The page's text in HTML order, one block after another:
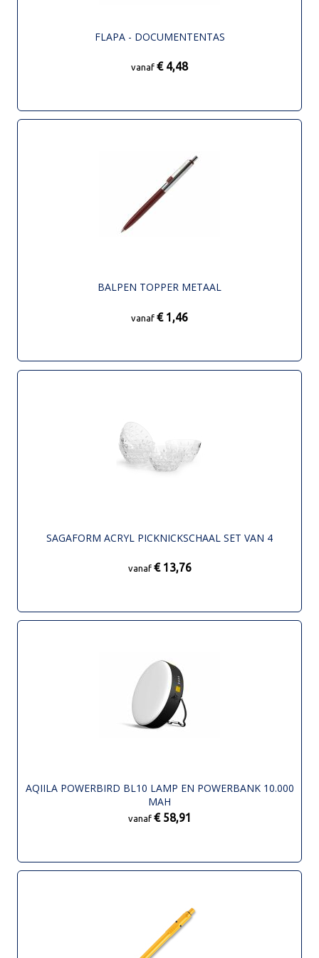
FLAPA - DOCUMENTENTAS
vanaf € 4,48
BALPEN TOPPER METAAL
vanaf € 1,46
SAGAFORM ACRYL PICKNICKSCHAAL SET VAN 4
vanaf € 13,76
AQIILA POWERBIRD BL10 LAMP EN POWERBANK 10.000
MAH
vanaf € 58,91